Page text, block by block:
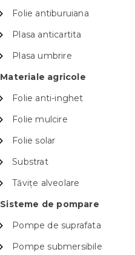
Folie antiburuiana
Plasa anticartita
Plasa umbrire
Materiale agricole
Folie anti-inghet
Folie mulcire
Folie solar
Substrat
Tăvițe alveolare
Sisteme de pompare
Pompe de suprafata
Pompe submersibile